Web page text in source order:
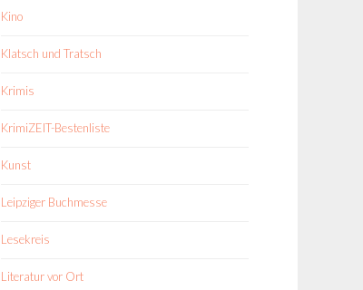
Kino
Klatsch und Tratsch
Krimis
KrimiZEIT-Bestenliste
Kunst
Leipziger Buchmesse
Lesekreis
Literatur vor Ort